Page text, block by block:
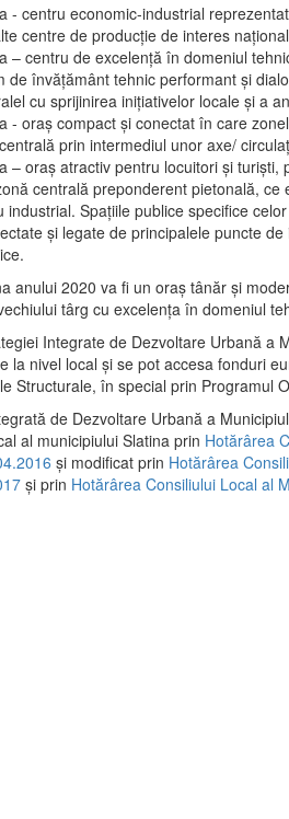
- centru economic-industrial
centre de producţie de interes
– centru de excelenţă în domeniul
de învăţământ tehnic performant şi
cu sprijinirea iniţiativelor locale şi a
- oraş compact şi conectat în care
prin intermediul unor axe/
– oraş atractiv pentru locuitori şi
centrală preponderent pietonală,
industrial. Spaţiile publice specifice
şi legate de principalele puncte
anului 2020 va fi un oraş tânăr şi
târg cu excelenţa în domeniul
Integrate de Dezvoltare Urbană a
la nivel local şi se pot accesa fonduri
Structurale, în special prin Programul
de Dezvoltare Urbană a
al municipiului Slatina prin Hotărârea
și modificat prin Hotărârea
și prin Hotărârea Consiliului Local al